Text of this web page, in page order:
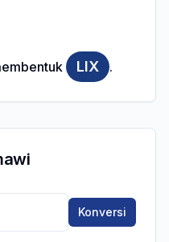
LIX .
Konversi